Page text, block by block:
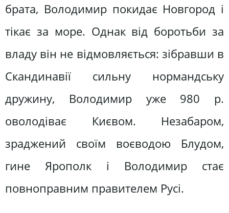
брата, Володимир покидає Новгород і
тікає за море. Однак від боротьби за
владу він не відмовляється: зібравши в
Скандинавії сильну нормандську
дружину, Володимир уже 980 р.
оволодіває Києвом. Незабаром,
зраджений своїм воєводою Блудом,
гине Ярополк і Володимир стає
повноправним правителем Русі.